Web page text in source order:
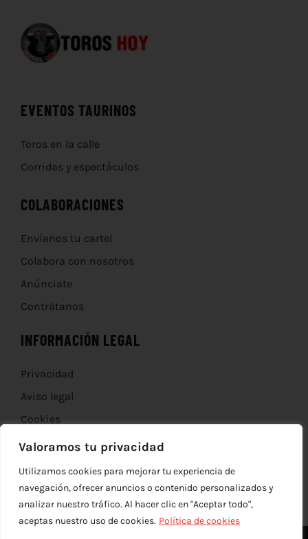
Valoramos tu privacidad
Utilizamos cookies para mejorar tu experiencia de
navegación, ofrecer anuncios o contenido personalizados y
analizar nuestro tráfico. Al hacer clic en "Aceptar todo",
aceptas nuestro uso de cookies. Política de cookies
EVENTOS TAURINOS
Toros en la calle
Corridas y espectáculos
COLABORACIONES
Envíanos tu cartel
Colabora con nosotros
Anúnciate
Contrátanos
INFORMACIÓN LEGAL
Privacidad
Aviso legal
Cookies
Devoluciones